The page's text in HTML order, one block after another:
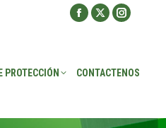
Facebook
in
X
in
in
PROTECCIÓN CONTACTENOS